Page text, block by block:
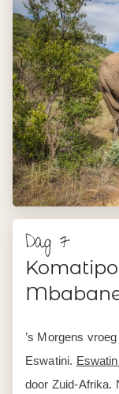
Dag 7
’s Morgens
Eswatini.
door Zuid-Afrika.